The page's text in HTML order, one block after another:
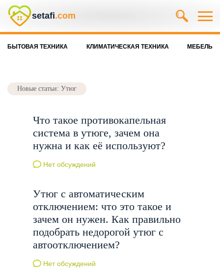
setafi.com
БЫТОВАЯ ТЕХНИКА КЛИМАТИЧЕСКАЯ ТЕХНИКА МЕБЕЛЬ
Новые статьи: Утюг
Что такое противокапельная
система в утюге, зачем она
нужна и как её используют?
Нет обсуждений
Утюг с автоматическим
отключением: что это такое и
зачем он нужен. Как правильно
подобрать недорогой утюг с
автоотключением?
Нет обсуждений